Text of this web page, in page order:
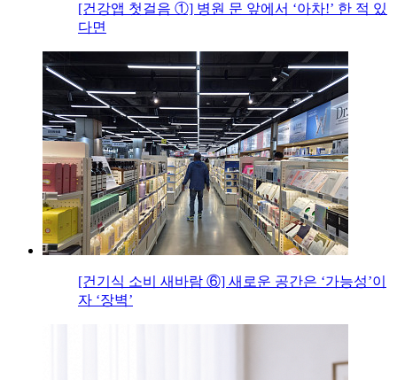
[건강앱 첫걸음 ①] 병원 문 앞에서 ‘아차!’ 한 적 있
다면
[건기식 소비 새바람 ⑥] 새로운 공간은 ‘가능성’이
자 ‘장벽’